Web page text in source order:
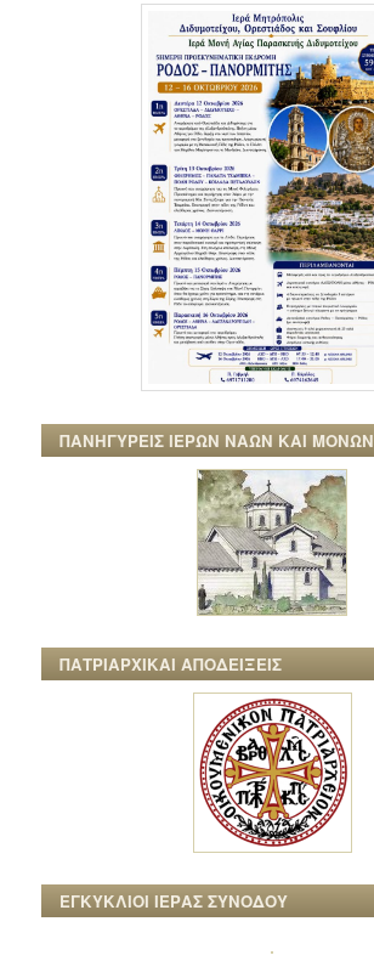
ΠΑΝΗΓΥΡΕΙΣ ΙΕΡΩΝ ΝΑΩΝ ΚΑΙ ΜΟΝΩΝ
ΠΑΤΡΙΑΡΧΙΚΑΙ ΑΠΟΔΕΙΞΕΙΣ
ΕΓΚΥΚΛΙΟΙ ΙΕΡΑΣ ΣΥΝΟΔΟΥ